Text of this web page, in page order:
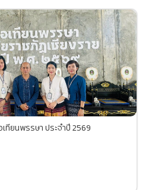
ทียนพรรษา ประจำปี 2569